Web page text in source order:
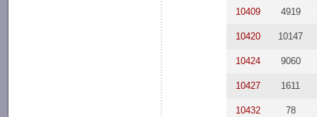
10409 4919
10420 10147
10424 9060
10427 1611
10432 78